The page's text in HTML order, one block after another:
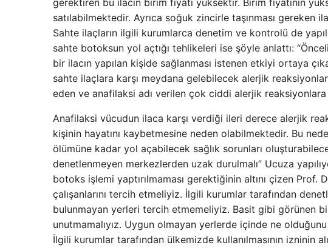
gerektiren bu ilacın birim fiyatı yüksektir. Birim fiyatının
satılabilmektedir. Ayrıca soğuk zincirle taşınması gereken
Sahte ilaçların ilgili kurumlarca denetim ve kontrolü de
sahte botoksun yol açtığı tehlikeleri ise şöyle anlattı:
bir ilacın yapılan kişide sağlanması istenen etkiyi ortaya
sahte ilaçlara karşı meydana gelebilecek alerjik
eden ve anafilaksi adı verilen çok ciddi alerjik
Anafilaksi vücudun ilaca karşı verdiği ileri derece alerjik
kişinin hayatını kaybetmesine neden olabilmektedir. Bu
ölümüne kadar yol açabilecek sağlık sorunları
denetlenmeyen merkezlerden uzak durulmalı” Ucuza
botoks işlemi yaptırılmaması gerektiğinin altını çizen
çalışanlarını tercih etmeliyiz. İlgili kurumlar tarafından
bulunmayan yerleri tercih etmemeliyiz. Basit gibi görünen
unutmamalıyız. Uygun olmayan yerlerde içinde ne
İlgili kurumlar tarafından ülkemizde kullanılmasının izninin